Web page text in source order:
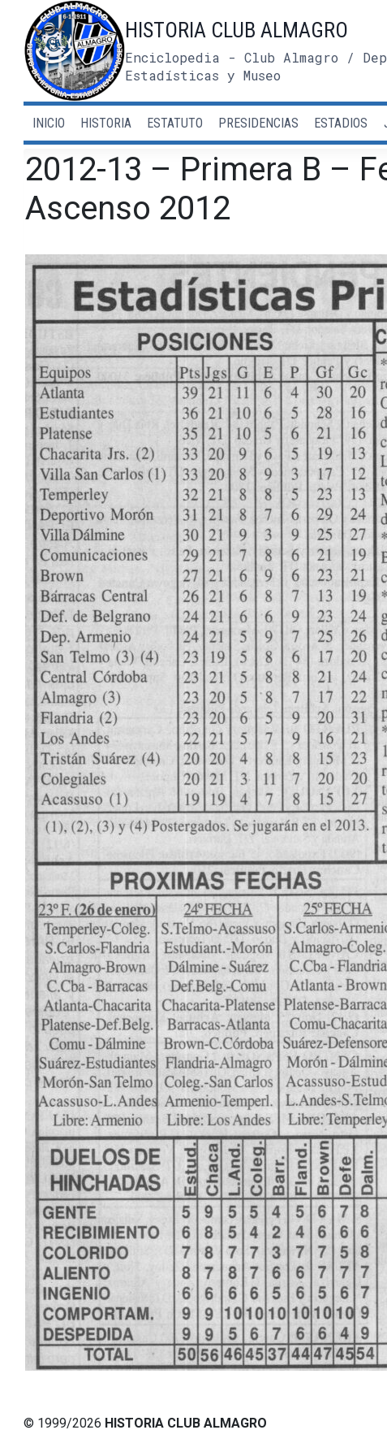
contenido
HISTORIA CLUB ALMAGRO
Enciclopedia - Club Almagro /
Estadísticas y Museo
INICIO HISTORIA ESTATUTO PRESIDENCIAS ESTADIOS
2012-13 – Primera B –
Ascenso 2012
© 1999/2026 HISTORIA CLUB ALMAGRO